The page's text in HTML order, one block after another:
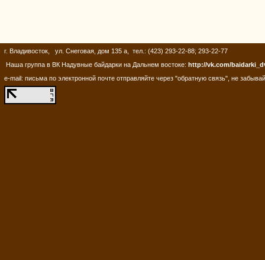
г. Владивосток, ул. Снеговая, дом 135 а, тел.: (423) 293-22-88; 293-22-77
Наша группа в ВК Надувные байдарки на Дальнем востоке: http://vk.com/
e-mail: письма по электронной почте отправляйте через "обратную связь", не